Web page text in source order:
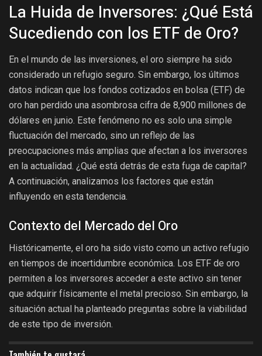
La Huida de Inversores: ¿Qué Está
Sucediendo con los ETF de Oro?
En el mundo de las inversiones, el oro siempre ha sido
considerado un refugio seguro. Sin embargo, los últimos
datos indican que los fondos cotizados en bolsa (ETF) de
oro han perdido una asombrosa cifra de 8,900 millones de
dólares en junio. Este fenómeno no es solo una simple
fluctuación del mercado, sino un reflejo de las
preocupaciones más amplias que afectan a los inversores
en la actualidad. ¿Qué está detrás de esta fuga de capital?
A continuación, analizamos los factores que están
influyendo en esta tendencia.
Contexto del Mercado del Oro
Históricamente, el oro ha sido visto como un activo refugio
en tiempos de incertidumbre económica. Los ETF de oro
permiten a los inversores acceder a este activo sin tener
que adquirir físicamente el metal precioso. Sin embargo, la
situación actual ha planteado preguntas sobre la viabilidad
de este tipo de inversión.